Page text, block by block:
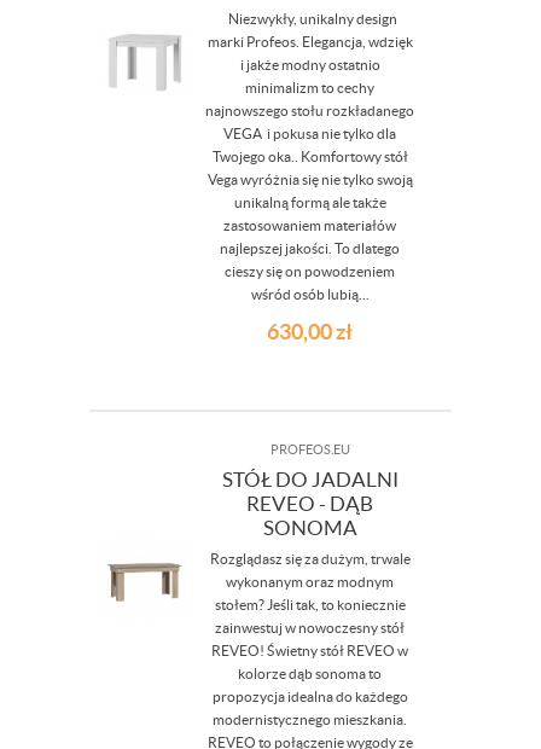
Niezwykły, unikalny design
marki Profeos. Elegancja, wdzięk
i jakże modny ostatnio
minimalizm to cechy
najnowszego stołu rozkładanego
VEGA i pokusa nie tylko dla
Twojego oka.. Komfortowy stół
Vega wyróżnia się nie tylko swoją
unikalną formą ale także
zastosowaniem materiałów
najlepszej jakości. To dlatego
cieszy się on powodzeniem
wśród osób lubią...
630,00zł
PROFEOS.EU
STÓŁ DO JADALNI
REVEO - DĄB
SONOMA
Rozglądasz się za dużym, trwale
wykonanym oraz modnym
stołem? Jeśli tak, to koniecznie
zainwestuj w nowoczesny stół
REVEO! Świetny stół REVEO w
kolorze dąb sonoma to
propozycja idealna do każdego
modernistycznego mieszkania.
REVEO to połączenie wygody ze